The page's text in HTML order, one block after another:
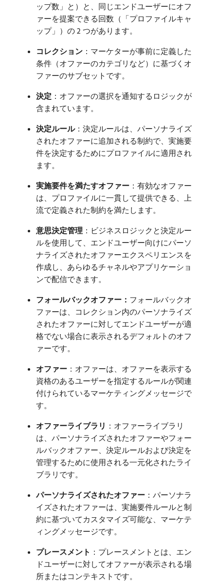
ップ数」と）と、同じエンドユーザーにオフ
ァーを提案できる回数（「プロファイルキャ
ップ」）の 2 つがあります。
コレクション ：マーケターが事前に定義した
条件（オファーのカテゴリなど）に基づくオ
ファーのサブセットです。
決定 ：オファーの選択を通知するロジックが
含まれています。
決定ルール：決定ルールは、パーソナライズ
されたオファーに追加される制約で、実施要
件を決定するためにプロファイルに適用され
ます。
実施要件を満たすオファー ：有効なオファー
は、プロファイルに一貫して提供できる、上
流で定義された制約を満たします。
意思決定管理 ：ビジネスロジックと決定ルー
ルを使用して、エンドユーザー向けにパーソ
ナライズされたオファーエクスペリエンスを
作成し、あらゆるチャネルやアプリケーショ
ンで配信できます。
フォールバックオファー： ​フォールバックオ
ファーは、コレクション内のパーソナライズ
されたオファーに対してエンドユーザーが適
格でない場合に表示されるデフォルトのオフ
ァーです。
オファー ：オファーは、オファーを表示する
資格のあるユーザーを指定するルールが関連
付けられているマーケティングメッセージで
す。
オファーライブラリ ：オファーライブラリ
は、パーソナライズされたオファーやフォー
ルバックオファー、決定ルールおよび決定を
管理するために使用される一元化されたライ
ブラリです。
パーソナライズされたオファー ：パーソナラ
イズされたオファーは、実施要件ルールと制
約に基づいてカスタマイズ可能な、マーケテ
ィングメッセージです。
プレースメント ：プレースメントとは、エン
ドユーザーに対してオファーが表示される場
所またはコンテキストです。